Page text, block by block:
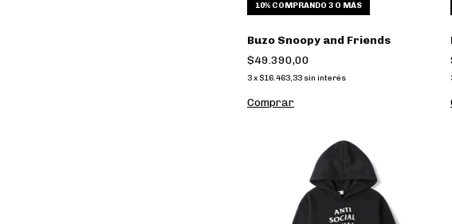
10% COMPRANDO 3 O MÁS
Buzo Snoopy and Friends
$49.390,00
3x $16.463,33 sin interés
Comprar